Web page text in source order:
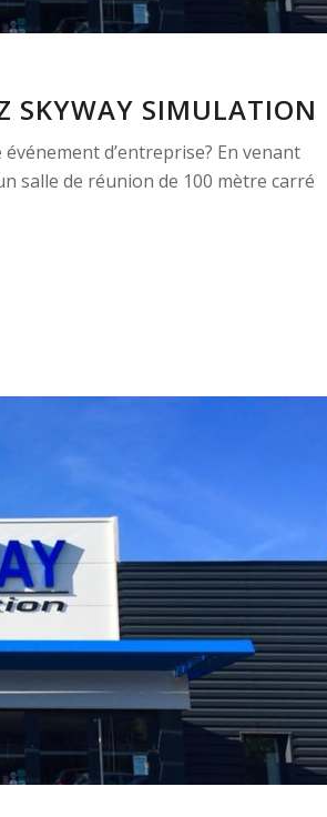
SKYWAY SIMULATION
d’entreprise? En venant
salle de réunion de 100 mètre carré